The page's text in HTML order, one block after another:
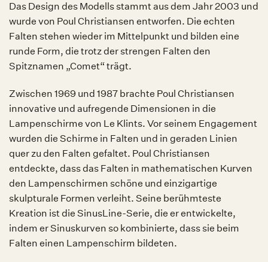
Das Design des Modells stammt aus dem Jahr 2003 und
wurde von Poul Christiansen entworfen. Die echten
Falten stehen wieder im Mittelpunkt und bilden eine
runde Form, die trotz der strengen Falten den
Spitznamen „Comet“ trägt.
Zwischen 1969 und 1987 brachte Poul Christiansen
innovative und aufregende Dimensionen in die
Lampenschirme von Le Klints. Vor seinem Engagement
wurden die Schirme in Falten und in geraden Linien
quer zu den Falten gefaltet. Poul Christiansen
entdeckte, dass das Falten in mathematischen Kurven
den Lampenschirmen schöne und einzigartige
skulpturale Formen verleiht. Seine berühmteste
Kreation ist die SinusLine-Serie, die er entwickelte,
indem er Sinuskurven so kombinierte, dass sie beim
Falten einen Lampenschirm bildeten.